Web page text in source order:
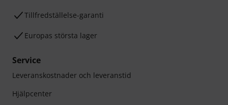
Tillfredställelse-garanti
Europas största lager
Service
Leveranskostnader och leveranstid
Hjälpcenter